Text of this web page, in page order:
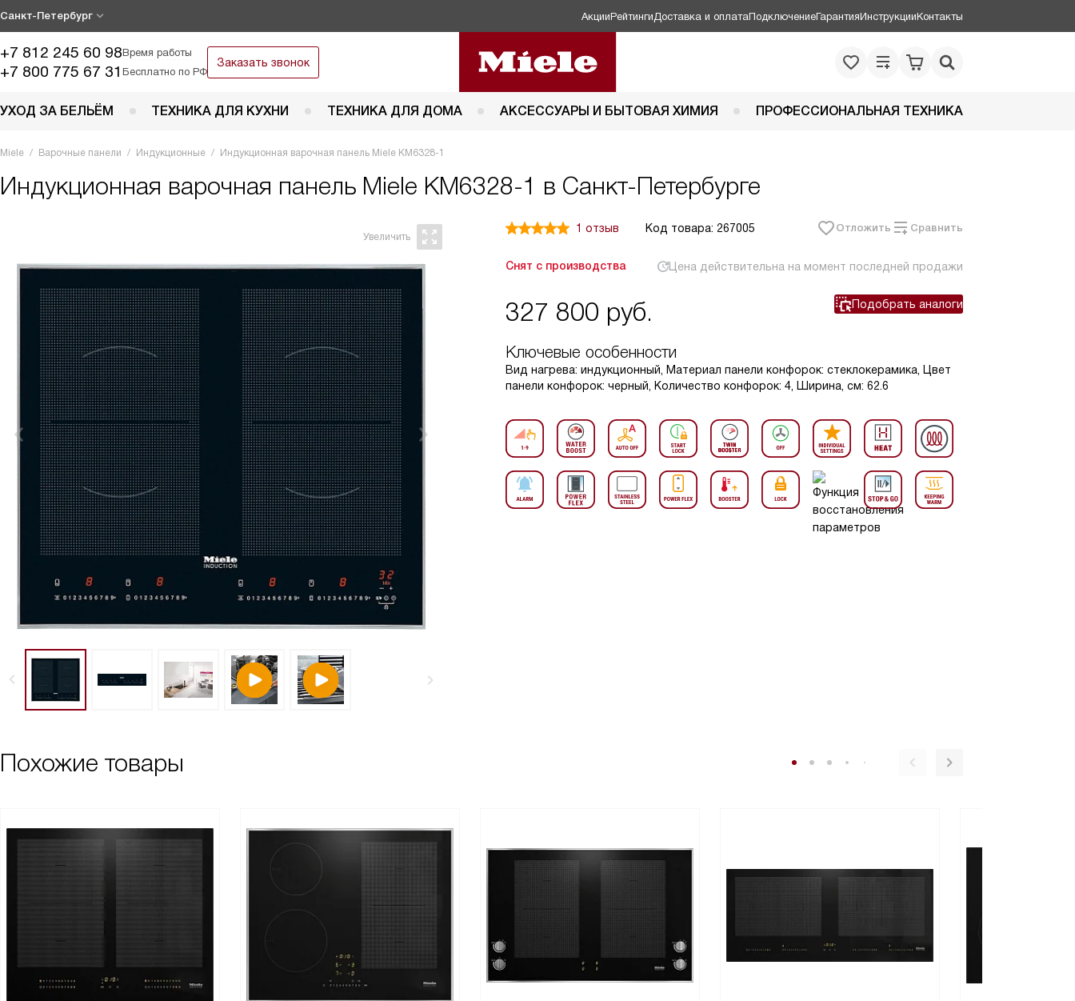
Санкт-Петербург АкцииРейтинги Доставка и оплатаПодключениеГарантияИнструкцииКонтакты
+7 812 245 60 98Время работы
+7 800 775 67 31 Бесплатно по РФ
Заказать звонок
УХОД ЗА БЕЛЬЁМ ТЕХНИКА ДЛЯ КУХНИ ТЕХНИКА ДЛЯ ДОМА АКСЕССУАРЫ И БЫТОВАЯ ХИМИЯ ПРОФЕССИОНАЛЬНАЯ ТЕХНИКА
Miele Варочные панели Индукционные Индукционная варочная панель Miele KM6328-1
Индукционная варочная панель Miele KM6328-1 в Санкт-Петербурге
1 отзыв Код товара: 267005 Отложить Сравнить
Снят с производства Цена действительна на момент последней продажи
327 800 руб. Подобрать аналоги
Ключевые особенности
Вид нагрева: индукционный, Материал панели конфорок: стеклокерамика, Цвет
панели конфорок: черный, Количество конфорок: 4, Ширина, см: 62.6
Похожие товары